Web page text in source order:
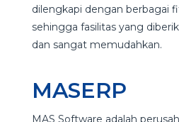
dilengkapi dengan berbagai
sehingga fasilitas yang
dan sangat memudahkan.
MASERP
MAS Software adalah